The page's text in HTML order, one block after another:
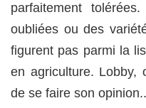
parfaitement
oubliées ou des
figurent pas parmi la
en agriculture. Lobby,
de se faire son